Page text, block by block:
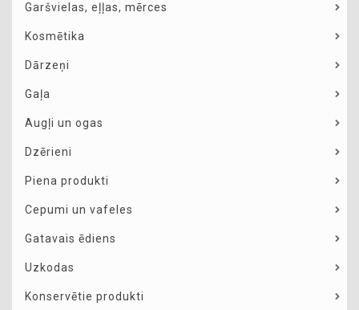
Garšvielas, eļļas, mērces
Kosmētika
Dārzeņi
Gaļa
Augļi un ogas
Dzērieni
Piena produkti
Cepumi un vafeles
Gatavais ēdiens
Uzkodas
Konservētie produkti